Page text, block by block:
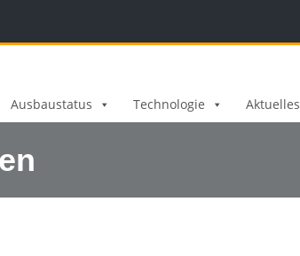
Ausbaustatus Technologie Aktuelles